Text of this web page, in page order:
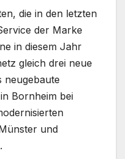
die in den letzten
der Marke
in diesem Jahr
gleich drei neue
neugebaute
Bornheim bei
und